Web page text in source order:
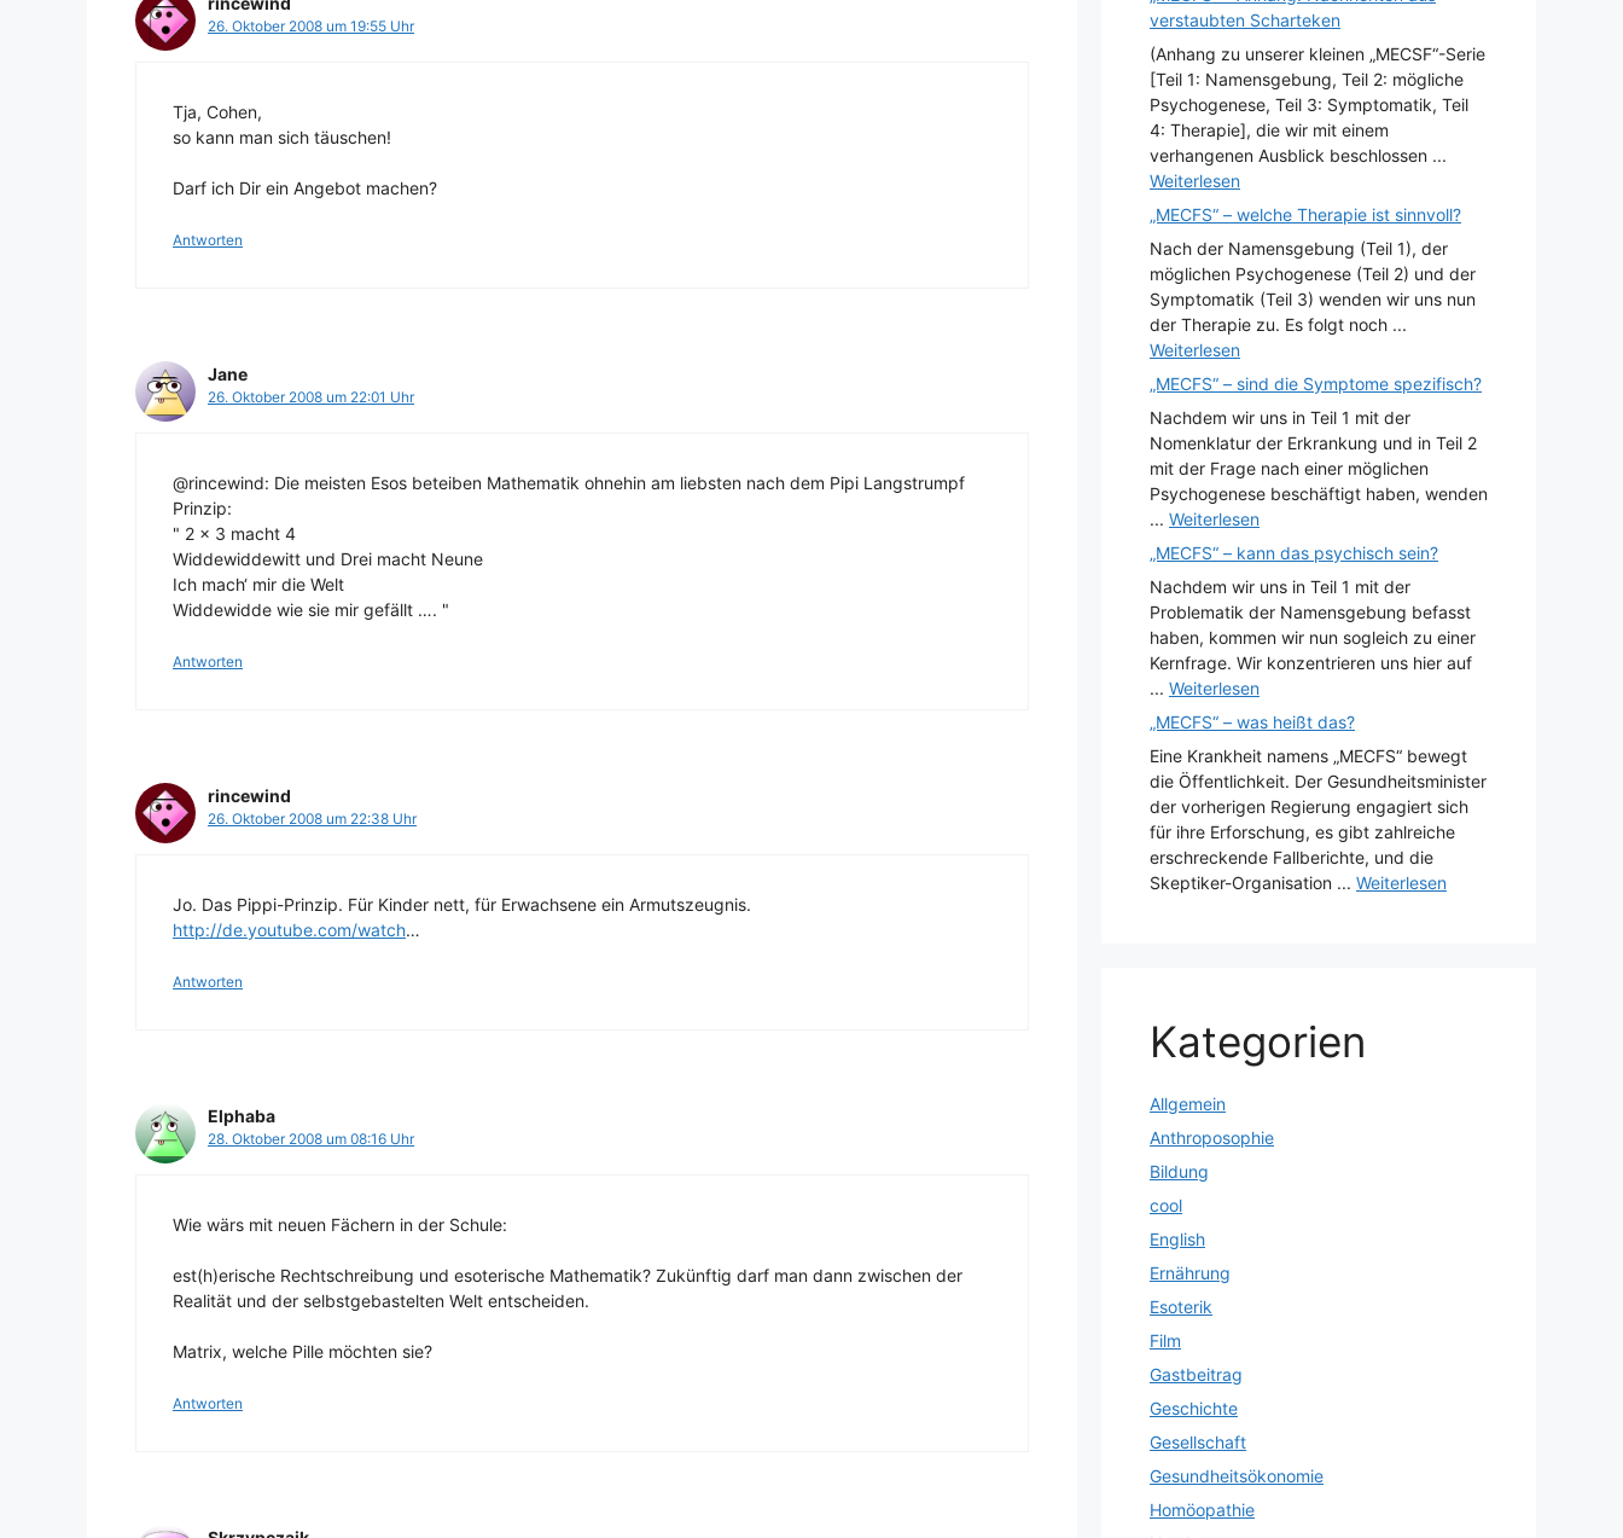
26. Oktober 2008 um 19:55 Uhr
Tja, Cohen,
so kann man sich täuschen!
Darf ich Dir ein Angebot machen?
Antworten
Jane
26. Oktober 2008 um 22:01 Uhr
@rincewind: Die meisten Esos beteiben Mathematik ohnehin am liebsten nach dem Pipi Langstrumpf
Prinzip:
" 2 x 3 macht 4
Widdewiddewitt und Drei macht Neune
Ich mach‘ mir die Welt
Widdewidde wie sie mir gefällt …. "
Antworten
rincewind
26. Oktober 2008 um 22:38 Uhr
Jo. Das Pippi-Prinzip. Für Kinder nett, für Erwachsene ein Armutszeugnis.
http://de.youtube.com/watch…
Antworten
Elphaba
28. Oktober 2008 um 08:16 Uhr
Wie wärs mit neuen Fächern in der Schule:
est(h)erische Rechtschreibung und esoterische Mathematik? Zukünftig darf man dann zwischen der
Realität und der selbstgebastelten Welt entscheiden.
Matrix, welche Pille möchten sie?
Antworten
verstaubten Scharteken
(Anhang zu unserer kleinen „MECSF“-Serie
[Teil 1: Namensgebung, Teil 2: mögliche
Psychogenese, Teil 3: Symptomatik, Teil
4: Therapie], die wir mit einem
verhangenen Ausblick beschlossen ...
Weiterlesen
„MECFS“ – welche Therapie ist sinnvoll?
Nach der Namensgebung (Teil 1), der
möglichen Psychogenese (Teil 2) und der
Symptomatik (Teil 3) wenden wir uns nun
der Therapie zu. Es folgt noch ...
Weiterlesen
„MECFS“ – sind die Symptome spezifisch?
Nachdem wir uns in Teil 1 mit der
Nomenklatur der Erkrankung und in Teil 2
mit der Frage nach einer möglichen
Psychogenese beschäftigt haben, wenden
... Weiterlesen
„MECFS“ – kann das psychisch sein?
Nachdem wir uns in Teil 1 mit der
Problematik der Namensgebung befasst
haben, kommen wir nun sogleich zu einer
Kernfrage. Wir konzentrieren uns hier auf
... Weiterlesen
„MECFS“ – was heißt das?
Eine Krankheit namens „MECFS“ bewegt
die Öffentlichkeit. Der Gesundheitsminister
der vorherigen Regierung engagiert sich
für ihre Erforschung, es gibt zahlreiche
erschreckende Fallberichte, und die
Skeptiker-Organisation ... Weiterlesen
Kategorien
Allgemein
Anthroposophie
Bildung
cool
English
Ernährung
Esoterik
Film
Gastbeitrag
Geschichte
Gesellschaft
Gesundheitsökonomie
Homöopathie